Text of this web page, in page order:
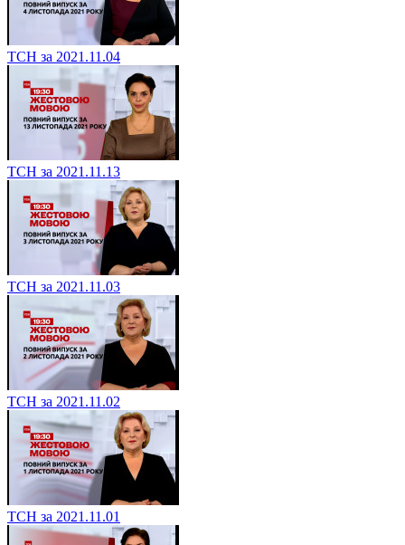
ТСН за 2021.11.04
ТСН за 2021.11.13
ТСН за 2021.11.03
ТСН за 2021.11.02
ТСН за 2021.11.01